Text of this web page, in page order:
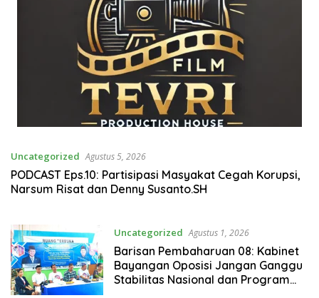
Uncategorized Agustus 5, 2026
PODCAST Eps.10: Partisipasi Masyakat Cegah Korupsi,
Narsum Risat dan Denny Susanto.SH
Uncategorized Agustus 1, 2026
Barisan Pembaharuan 08: Kabinet
Bayangan Oposisi Jangan Ganggu
Stabilitas Nasional dan Program